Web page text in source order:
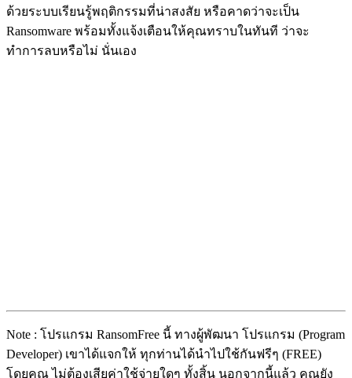
ด้วยระบบเรียนรู้พฤติกรรมที่น่าสงสัย หรือคาดว่าจะเป็น
Ransomware พร้อมทั้งแจ้งเตือนให้คุณทราบในทันที ว่าจะ
ทำการลบหรือไม่ นั่นเอง
Note : โปรแกรม RansomFree นี้ ทางผู้พัฒนา โปรแกรม (Program
Developer) เขาได้แจกให้ ทุกท่านได้นำไปใช้กันฟรีๆ (FREE)
โดยคุณ ไม่ต้องเสียค่าใช้จ่ายใดๆ ทั้งสิ้น นอกจากนี้แล้ว คุณยัง